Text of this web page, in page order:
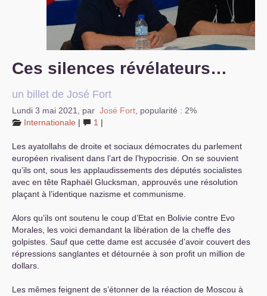
Ces silences révélateurs…
un billet de José Fort
Lundi 3 mai 2021 par José Fort popularité : 2%
Internationale | 1 |
Les ayatollahs de droite et sociaux démocrates du parlement
européen rivalisent dans l’art de l’hypocrisie. On se souvient
qu’ils ont, sous les applaudissements des députés socialistes
avec en tête Raphaël Glucksman, approuvés une résolution
plaçant à l’identique nazisme et communisme.
Alors qu’ils ont soutenu le coup d’Etat en Bolivie contre Evo
Morales, les voici demandant la libération de la cheffe des
golpistes. Sauf que cette dame est accusée d’avoir couvert des
répressions sanglantes et détournée à son profit un million de
dollars.
Les mêmes feignent de s’étonner de la réaction de Moscou à